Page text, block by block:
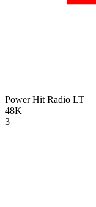
Power Hit Radio LT
48K
3